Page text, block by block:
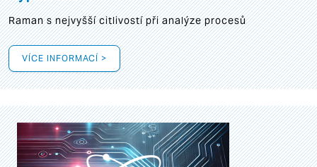
Raman s nejvyšší citlivostí při analýze procesů
VÍCE INFORMACÍ >